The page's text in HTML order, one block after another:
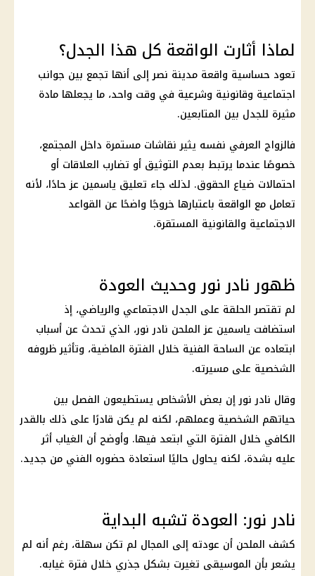
لماذا أثارت الواقعة كل هذا الجدل؟
تعود حساسية واقعة مدينة نصر إلى أنها تجمع بين جوانب
اجتماعية وقانونية وشرعية في وقت واحد، ما يجعلها مادة
مثيرة للجدل بين المتابعين.
فالزواج العرفي نفسه يثير نقاشات مستمرة داخل المجتمع،
خصوصًا عندما يرتبط بعدم التوثيق أو تضارب العلاقات أو
احتمالات ضياع الحقوق. لذلك جاء تعليق ياسمين عز حادًا، لأنه
تعامل مع الواقعة باعتبارها خروجًا واضحًا عن القواعد
الاجتماعية والقانونية المستقرة.
ظهور نادر نور وحديث العودة
لم تقتصر الحلقة على الجدل الاجتماعي والرياضي، إذ
استضافت ياسمين عز الملحن نادر نور، الذي تحدث عن أسباب
ابتعاده عن الساحة الفنية خلال الفترة الماضية، وتأثير ظروفه
الشخصية على مسيرته.
وقال نادر نور إن بعض الأشخاص يستطيعون الفصل بين
حياتهم الشخصية وعملهم، لكنه لم يكن قادرًا على ذلك بالقدر
الكافي خلال الفترة التي ابتعد فيها. وأوضح أن الغياب أثر
عليه بشدة، لكنه يحاول حاليًا استعادة حضوره الفني من جديد.
نادر نور: العودة تشبه البداية
كشف الملحن أن عودته إلى المجال لم تكن سهلة، رغم أنه لم
يشعر بأن الموسيقى تغيرت بشكل جذري خلال فترة غيابه.